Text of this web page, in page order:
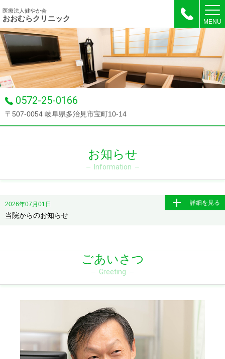
医療法人健やか会
おおむらクリニック MENU
0572-25-0166
〒507-0054 岐阜県多治見市宝町10-14
お知らせ
Information
2026年07月01日
当院からのお知らせ
詳細を見る
ごあいさつ
Greeting